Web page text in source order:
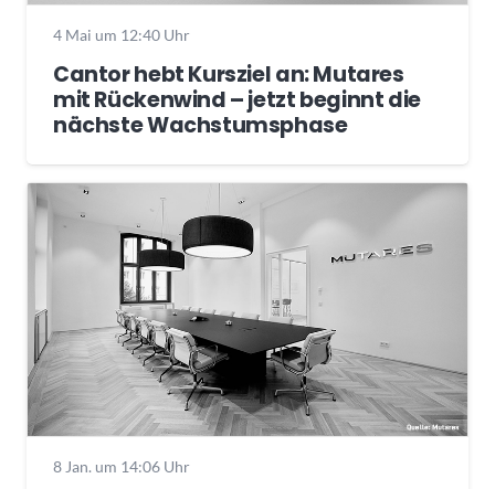
4 Mai um 12:40 Uhr
Cantor hebt Kursziel an: Mutares
mit Rückenwind – jetzt beginnt die
nächste Wachstumsphase
8 Jan. um 14:06 Uhr